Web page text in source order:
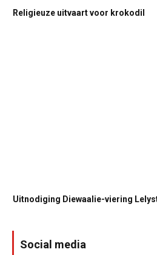
Religieuze uitvaart voor krokodil
Uitnodiging Diewaalie-viering
Social media